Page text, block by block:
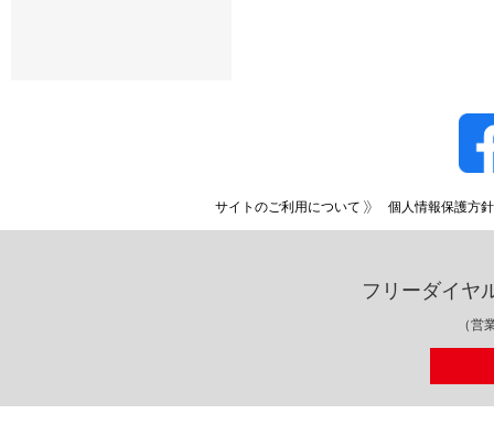
サイトのご利用について 個人情報保護方針
フリーダイヤ
（営